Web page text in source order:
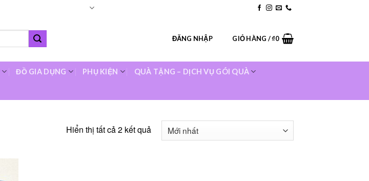
ĐĂNG NHẬP GIỎ HÀNG /₫0
ĐỒ GIA DỤNG PHỤ KIỆN QUÀ TẶNG – DỊCH VỤ GÓI QUÀ
Hiển thị tất cả 2 kết quả